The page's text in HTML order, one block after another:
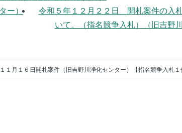
ー）
令和５年１２月２２日 開札案件の入
いて。（指名競争入札）（旧吉野
１月１６日開札案件（旧吉野川浄化センター）【指名競争入札